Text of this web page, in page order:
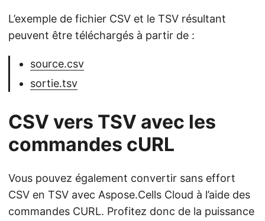
L’exemple de fichier CSV et le TSV résultant
peuvent être téléchargés à partir de :
source.csv
sortie.tsv
CSV vers TSV avec les
commandes cURL
Vous pouvez également convertir sans effort
CSV en TSV avec Aspose.Cells Cloud à l’aide des
commandes CURL. Profitez donc de la puissance